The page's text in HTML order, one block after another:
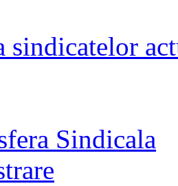
sindicatelor
Sindicala